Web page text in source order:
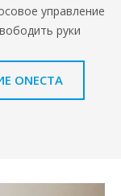
управление
руки
ONECTA